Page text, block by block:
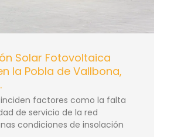
Solar Fotovoltaica
la Pobla de Vallbona,
factores como la falta
de servicio de la red
condiciones de insolación